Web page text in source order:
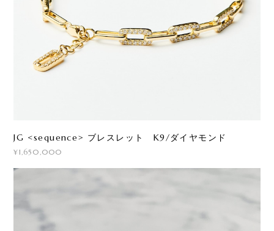
JG <sequence> ブレスレット K9/ダイヤモンド
¥1,650,000